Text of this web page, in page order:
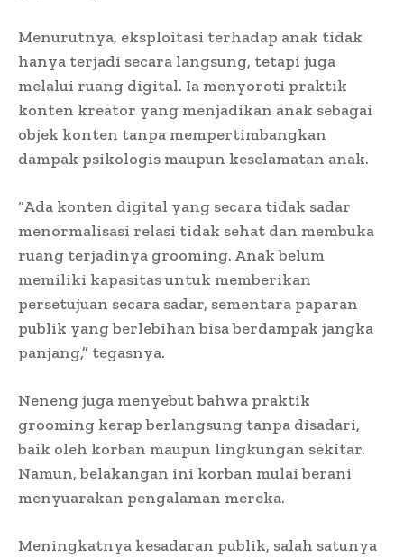
Menurutnya, eksploitasi terhadap anak tidak
hanya terjadi secara langsung, tetapi juga
melalui ruang digital. Ia menyoroti praktik
konten kreator yang menjadikan anak sebagai
objek konten tanpa mempertimbangkan
dampak psikologis maupun keselamatan anak.
“Ada konten digital yang secara tidak sadar
menormalisasi relasi tidak sehat dan membuka
ruang terjadinya grooming. Anak belum
memiliki kapasitas untuk memberikan
persetujuan secara sadar, sementara paparan
publik yang berlebihan bisa berdampak jangka
panjang,” tegasnya.
Neneng juga menyebut bahwa praktik
grooming kerap berlangsung tanpa disadari,
baik oleh korban maupun lingkungan sekitar.
Namun, belakangan ini korban mulai berani
menyuarakan pengalaman mereka.
Meningkatnya kesadaran publik, salah satunya